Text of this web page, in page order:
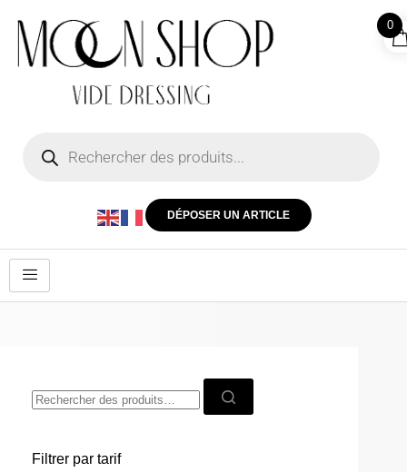
DÉPOSER UN ARTICLE
Filtrer par tarif
0